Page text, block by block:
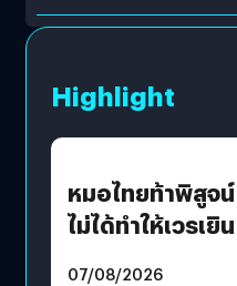
Highlight
หมอไทยท้าพิสูจ
ไม่ได้ทำให้เวรเยิ
07/08/2026